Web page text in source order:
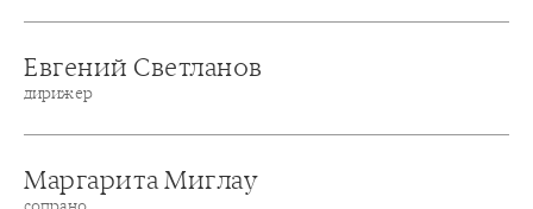
Евгений Светланов
дирижер
Маргарита Миглау